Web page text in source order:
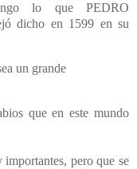
lo que PEDRO
dicho en 1599 en su
un grande
que en este mundo
pero que se